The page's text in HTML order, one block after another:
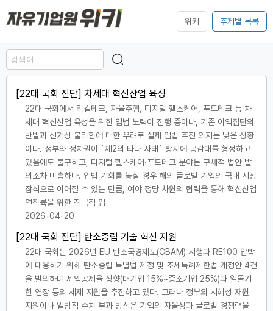
위키 주제별 목록
[22대 국회 진단] 차세대 혁신산업 육성
22대 국회에서 리걸테크, 자율주행, 디지털 헬스케어, 푸드테크 등 차
세대 혁신산업 육성을 위한 입법 노력이 진행 중이나, 기존 이익집단의
반발과 선거상 불리함에 대한 우려로 실제 입법 추진 의지는 낮은 상황
이다. 정부와 정치권이 `제2의 타다 사태` 방지에 공감대를 형성하고
있음에도 불구하고, 디지털 헬스케어·푸드테크 분야는 구체적 법안 발
의조차 미흡하다. 입법 기회를 놓칠 경우 해외 글로벌 기업의 국내 시장
잠식으로 이어질 수 있는 만큼, 여야 정당 차원의 협력을 통해 혁신산업
연착륙을 위한 적극적 입
2026-04-20
[22대 국회 진단] 탄소중립 기술 혁신 지원
22대 국회는 2026년 EU 탄소국경제도(CBAM) 시행과 RE100 압박
에 대응하기 위해 탄소중립 특별법 제정 및 조세특례제한법 개정안 4건
을 발의하며 세액공제율 상향(대기업 15%~중소기업 25%)과 일몰기
한 연장 등의 세제 지원을 추진하고 있다. 그러나 정부의 시혜성 재원
지원이나 일방적 수치 부과 방식은 기업의 자율성과 글로벌 경쟁력을